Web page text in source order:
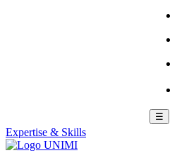
☰
Expertise & Skills